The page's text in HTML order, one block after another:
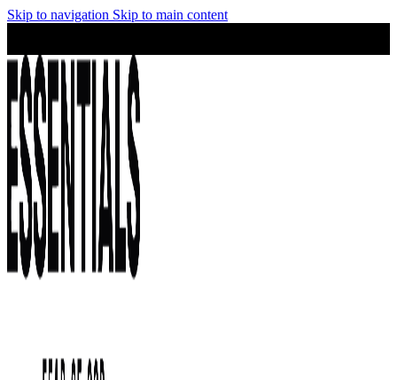
Skip to navigation Skip to main content